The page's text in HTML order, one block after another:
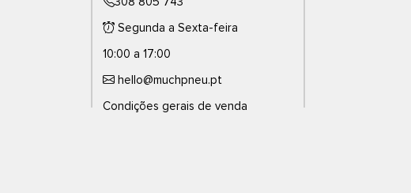
Segunda a Sexta-feira
10:00 a 17:00
hello@muchpneu.pt
Condições gerais de venda